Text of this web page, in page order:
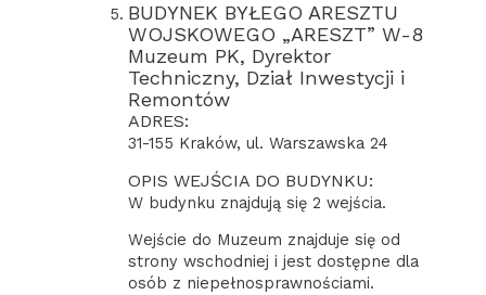
BUDYNEK BYŁEGO ARESZTU
WOJSKOWEGO „ARESZT” W-8
Muzeum PK, Dyrektor
Techniczny, Dział Inwestycji i
Remontów
ADRES:
31-155 Kraków, ul. Warszawska 24
OPIS WEJŚCIA DO BUDYNKU:
W budynku znajdują się 2 wejścia.
Wejście do Muzeum znajduje się od
strony wschodniej i jest dostępne dla
osób z niepełnosprawnościami.